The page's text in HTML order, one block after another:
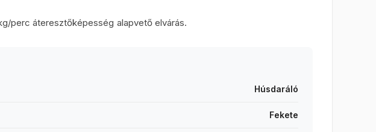
perc áteresztőképesség alapvető elvárás.
Húsdaráló
Fekete